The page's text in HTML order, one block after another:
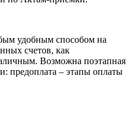
удобным способом на
счетов, как
Возможна поэтапная
предоплата – этапы оплаты